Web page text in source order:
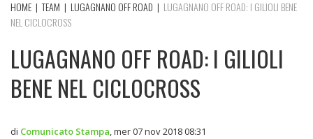
HOME |TEAM | LUGAGNANO OFF ROAD | LUGAGNANO OFF ROAD: I GILIOLI BENE
NEL CICLOCROSS
LUGAGNANO OFF ROAD: I GILIOLI
BENE NEL CICLOCROSS
di Comunicato Stampa mer 07 nov 2018 08:31